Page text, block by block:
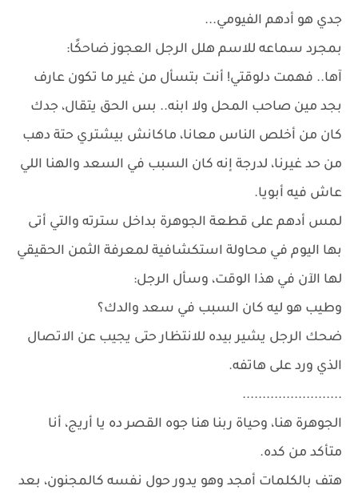
جدي هو أدهم الفيومي...
بمجرد سماعه للاسم هلل الرجل العجوز ضاحكًا:
آها.. فهمت دلوقتي! أنت بتسأل من غير ما تكون عارف
بجد مين صاحب المحل ولا ابنه.. بس الحق يتقال، جدك
كان من أخلص الناس معانا، ماكانش بيشتري حتة دهب
من حد غيرنا، لدرجة إنه كان السبب في السعد والهنا اللي
عاش فيه أبويا.
لمس أدهم على قطعة الجوهرة بداخل سترته والتي أتى
بها اليوم في محاولة استكشافية لمعرفة الثمن الحقيقي
لها الآن في هذا الوقت، وسأل الرجل:
وطيب هو ليه كان السبب في سعد والدك؟
ضحك الرجل يشير بيده للانتظار حتى يجيب عن الاتصال
الذي ورد على هاتفه.
.........................
الجوهرة هنا، وحياة ربنا هنا جوه القصر ده يا أريج، أنا
متأكد من كده.
هتف بالكلمات أمجد وهو يدور حول نفسه كالمجنون، بعد